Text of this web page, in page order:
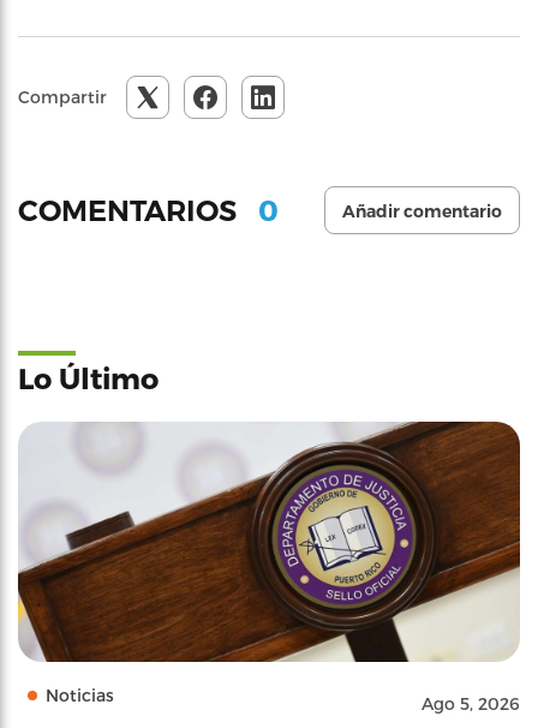
Compartir
COMENTARIOS 0 Añadir comentario
Lo Último
Noticias Ago 5, 2026